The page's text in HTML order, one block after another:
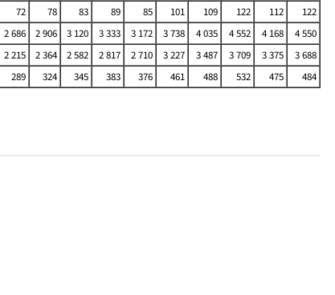
72 78 83 89 85 101 109 122 112
122
2 686 2 906 3 120 3 333 3 172 3 738 4 035 4 552 4 168
4 550
2 215 2 364 2 582 2 817 2 710 3 227 3 487 3 709 3 375
3 688
289 324 345 383 376 461 488 532 475 484